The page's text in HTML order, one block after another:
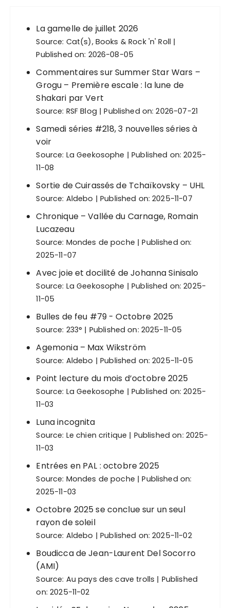
La gamelle de juillet 2026
Source: Cat(s), Books & Rock 'n' Roll
Published on: 2026-08-05
Commentaires sur Summer Star Wars –
Grogu – Première escale : la lune de
Shakari par Vert
Source: RSF Blog Published on: 2026-07-21
Samedi séries #218, 3 nouvelles séries à
voir
Source: La Geekosophe
Published on: 2025-
11-08
Sortie de Cuirassés de Tchaïkovsky – UHL
Source: Aldebo Published on: 2025-11-07
Chronique – Vallée du Carnage, Romain
Lucazeau
Source: Mondes de poche
Published on:
2025-11-07
Avec joie et docilité de Johanna Sinisalo
Source: La Geekosophe
Published on: 2025-
11-05
Bulles de feu #79 - Octobre 2025
Source: 233° Published on: 2025-11-05
Agemonia – Max Wikström
Source: Aldebo Published on: 2025-11-05
Point lecture du mois d’octobre 2025
Source: La Geekosophe
Published on: 2025-
11-03
Luna incognita
Source: Le chien critique
Published on: 2025-
11-03
Entrées en PAL : octobre 2025
Source: Mondes de poche
Published on:
2025-11-03
Octobre 2025 se conclue sur un seul
rayon de soleil
Source: Aldebo Published on: 2025-11-02
Boudicca de Jean-Laurent Del Socorro
(AMI)
Source: Au pays des cave trolls
Published
on: 2025-11-02